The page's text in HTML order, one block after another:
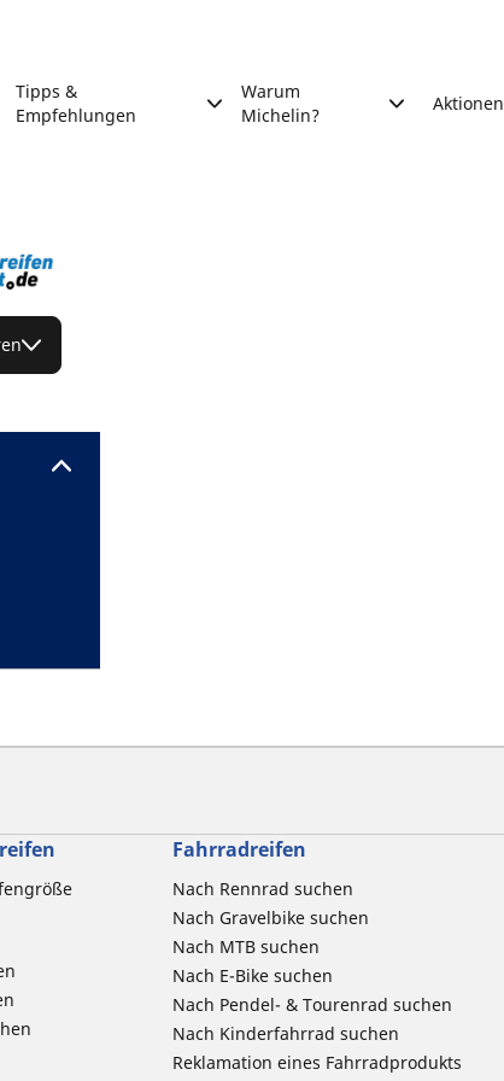
Tipps &
Empfehlungen
Warum
Michelin?
Aktionen
Fahrradreifen
Nach Rennrad suchen
Nach Gravelbike suchen
Nach MTB suchen
Nach E-Bike suchen
Nach Pendel- & Tourenrad suchen
Nach Kinderfahrrad suchen
Reklamation eines Fahrradprodukts